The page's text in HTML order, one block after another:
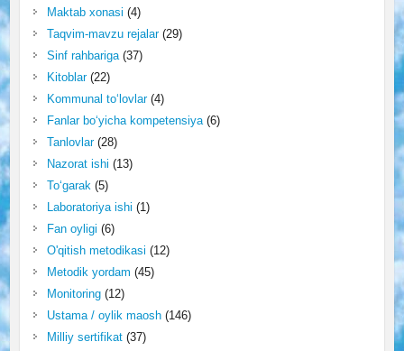
Maktab xonasi (4)
Taqvim-mavzu rejalar(29)
Sinf rahbariga(37)
Kitoblar(22)
Kommunal to‘lovlar(4)
Fanlar bo‘yicha kompetensiya(6)
Tanlovlar(28)
Nazorat ishi (13)
To‘garak(5)
Laboratoriya ishi (1)
Fan oyligi (6)
O'qitish metodikasi (12)
Metodik yordam (45)
Monitoring(12)
Ustama / oylik maosh(146)
Milliy sertifikat(37)